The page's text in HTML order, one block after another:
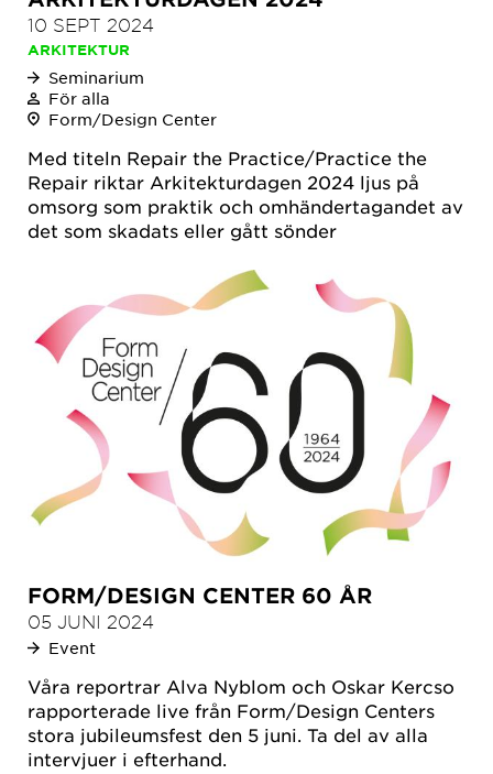
10 SEPT 2024
ARKITEKTUR
Seminarium
För alla
Form/Design Center
Med titeln Repair the Practice/Practice the
Repair riktar Arkitekturdagen 2024 ljus på
omsorg som praktik och omhändertagandet av
det som skadats eller gått sönder
FORM/DESIGN CENTER 60 ÅR
05 JUNI 2024
Event
Våra reportrar Alva Nyblom och Oskar Kercso
rapporterade live från Form/Design Centers
stora jubileumsfest den 5 juni. Ta del av alla
intervjuer i efterhand.